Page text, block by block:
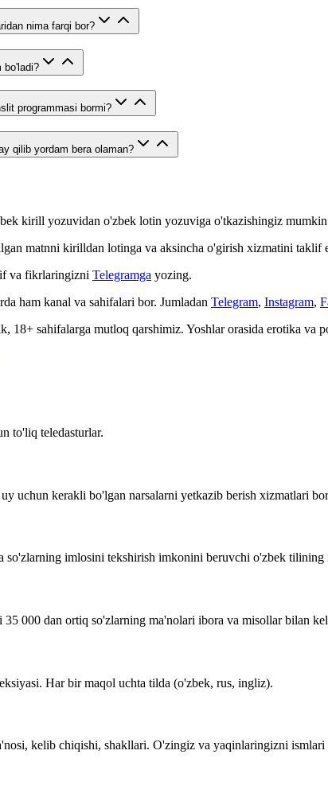
nima farqi bor?
bo'ladi?
programmasi bormi?
qilib yordam bera olaman?
kirill yozuvidan o'zbek lotin yozuviga o'tkazishingiz
matnni kirilldan lotinga va aksincha o'girish xizmatini
va fikrlaringizni Telegramga yozing.
ham kanal va sahifalari bor. Jumladan Telegram, Instagram,
18+ sahifalarga mutloq qarshimiz. Yoshlar orasida erotika
to'liq teledasturlar.
uchun kerakli bo'lgan narsalarni yetkazib berish xizmatlari
imlosini tekshirish imkonini beruvchi o'zbek
000 dan ortiq so'zlarning ma'nolari ibora va misollar bilan
Har bir maqol uchta tilda (o'zbek, rus, ingliz).
kelib chiqishi, shakllari. O'zingiz va yaqinlaringizni